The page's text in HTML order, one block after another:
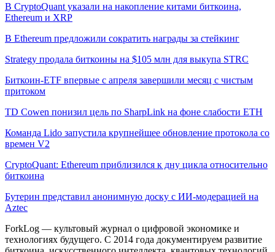
В CryptoQuant указали на накопление китами биткоина,
Ethereum и XRP
В Ethereum предложили сократить награды за стейкинг
Strategy продала биткоины на $105 млн для выкупа STRC
Биткоин-ETF впервые с апреля завершили месяц с чистым
притоком
TD Cowen понизил цель по SharpLink на фоне слабости ETH
Команда Lido запустила крупнейшее обновление протокола со
времен V2
CryptoQuant: Ethereum приблизился к дну цикла относительно
биткоина
Бутерин представил анонимную доску с ИИ-модерацией на
Aztec
ForkLog — культовый журнал о цифровой экономике и
технологиях будущего. С 2014 года документируем развитие